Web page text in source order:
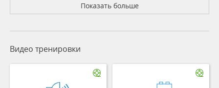
Показать больше
Видео тренировки